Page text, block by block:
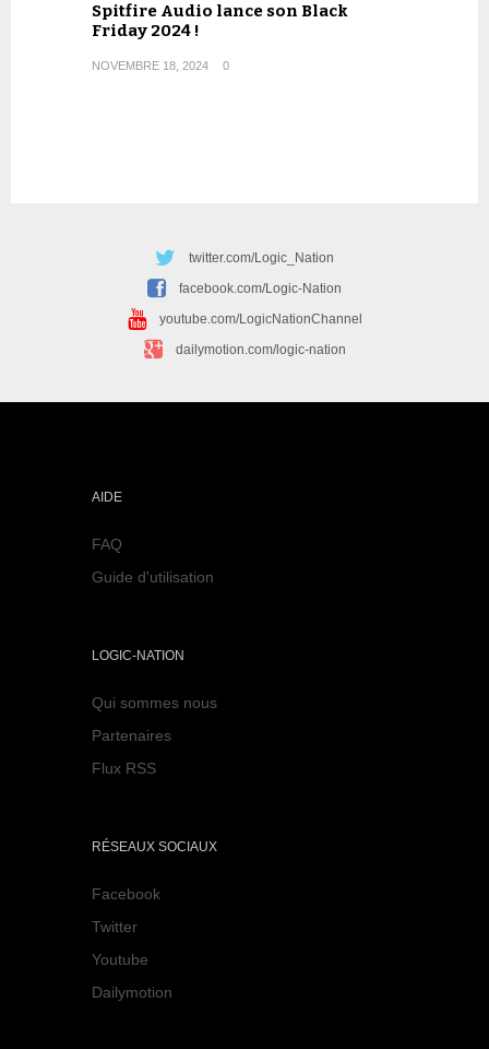
Spitfire Audio lance son Black
Friday 2024 !
NOVEMBRE 18, 2024 0
twitter.com/Logic_Nation
facebook.com/Logic-Nation
youtube.com/LogicNationChannel
dailymotion.com/logic-nation
AIDE
FAQ
Guide d'utilisation
LOGIC-NATION
Qui sommes nous
Partenaires
Flux RSS
RÉSEAUX SOCIAUX
Facebook
Twitter
Youtube
Dailymotion